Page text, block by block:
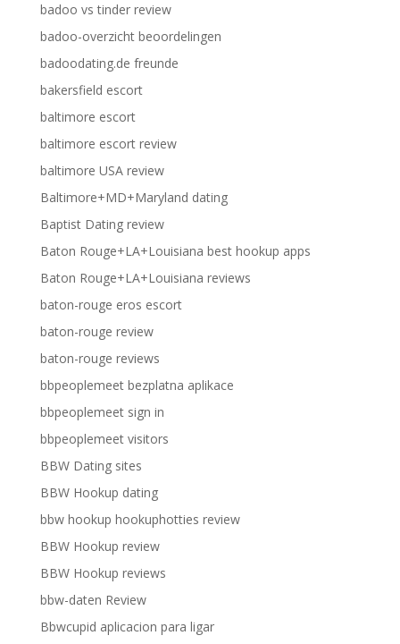
badoo vs tinder review
badoo-overzicht beoordelingen
badoodating.de freunde
bakersfield escort
baltimore escort
baltimore escort review
baltimore USA review
Baltimore+MD+Maryland dating
Baptist Dating review
Baton Rouge+LA+Louisiana best hookup apps
Baton Rouge+LA+Louisiana reviews
baton-rouge eros escort
baton-rouge review
baton-rouge reviews
bbpeoplemeet bezplatna aplikace
bbpeoplemeet sign in
bbpeoplemeet visitors
BBW Dating sites
BBW Hookup dating
bbw hookup hookuphotties review
BBW Hookup review
BBW Hookup reviews
bbw-daten Review
Bbwcupid aplicacion para ligar